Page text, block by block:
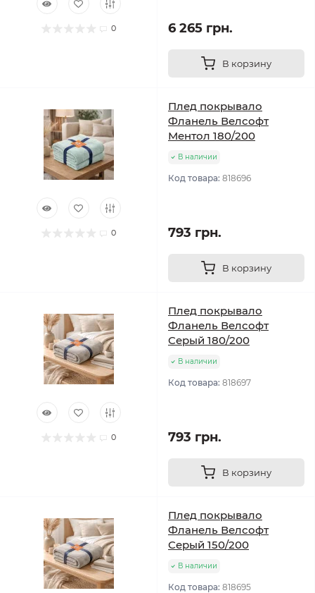
0 6 265 грн.
В корзину
0
Плед покрывало
Фланель Велсофт
Ментол 180/200
В наличии
Код товара: 818696
793 грн.
В корзину
0
Плед покрывало
Фланель Велсофт
Серый 180/200
В наличии
Код товара: 818697
793 грн.
В корзину
Плед покрывало
Фланель Велсофт
Серый 150/200
В наличии
Код товара: 818695